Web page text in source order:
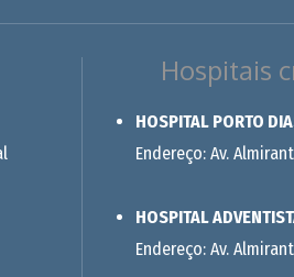
Hospitais
HOSPITAL PORTO
Endereço: Av.
HOSPITAL
Endereço: Av.